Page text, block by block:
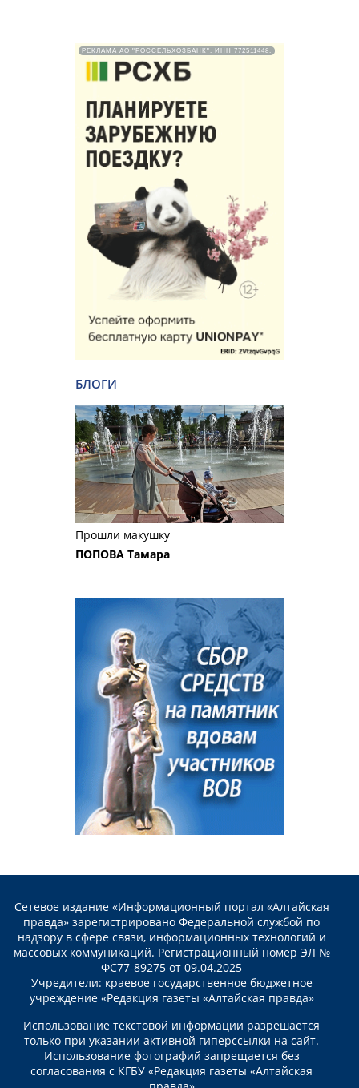
РЕКЛАМА АО "РОССЕЛЬХОЗБАНК". ИНН 772511448.
БЛОГИ
Прошли макушку
ПОПОВА Тамара
Сетевое издание «Информационный портал «Алтайская
правда» зарегистрировано Федеральной службой по
надзору в сфере связи, информационных технологий и
массовых коммуникаций. Регистрационный номер ЭЛ №
ФС77-89275 от 09.04.2025
Учредители: краевое государственное бюджетное
учреждение «Редакция газеты «Алтайская правда»
Использование текстовой информации разрешается
только при указании активной гиперссылки на сайт.
Использование фотографий запрещается без
согласования с КГБУ «Редакция газеты «Алтайская